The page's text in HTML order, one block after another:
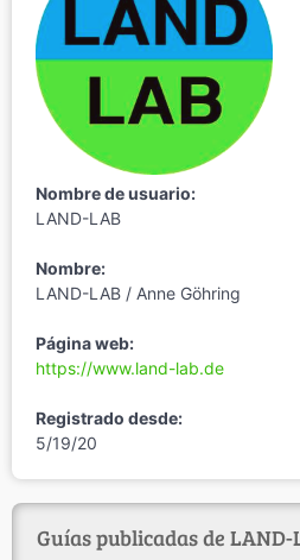
Nombre de usuario:
LAND-LAB
Nombre:
LAND-LAB / Anne Göhring
Página web:
https://www.land-lab.de
Registrado desde:
5/19/20
Guías publicadas de LAND-